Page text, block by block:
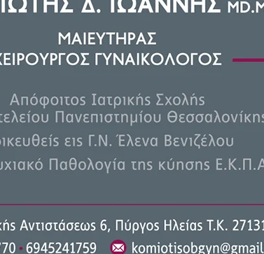
σελίδες ενός
νέα δεδομένα
Διαθήκης.
τον Codex H, έναν
Καινής Διαθήκης,